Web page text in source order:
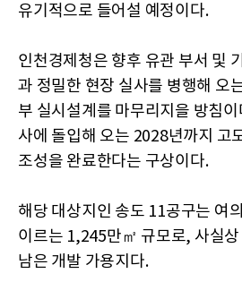
유기적으로 들어설 예정이다.
인천경제청은 향후 유관 부서 및
과 정밀한 현장 실사를 병행해 오
부 실시설계를 마무리지을 방침
사에 돌입해 오는 2028년까지 고
조성을 완료한다는 구상이다.
해당 대상지인 송도 11공구는 여
이르는 1,245만㎡ 규모로, 사실
남은 개발 가용지다.